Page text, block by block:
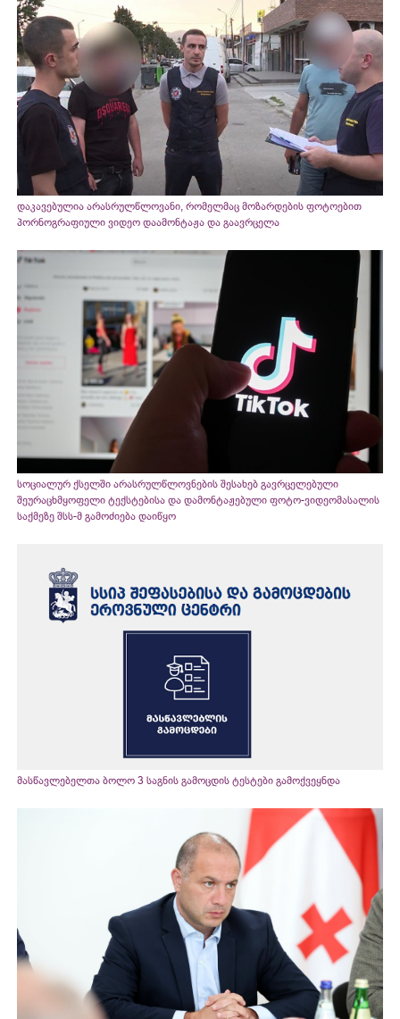
დაკავებულია არასრულწლოვანი, რომელმაც მოზარდების ფოტოებით
პორნოგრაფიული ვიდეო დაამონტაჟა და გაავრცელა
სოციალურ ქსელში არასრულწლოვნების შესახებ გავრცელებული
შეურაცხმყოფელი ტექსტებისა და დამონტაჟებული ფოტო-ვიდეომასალის
საქმეზე შსს-მ გამოძიება დაიწყო
მასწავლებელთა ბოლო 3 საგნის გამოცდის ტესტები გამოქვეყნდა